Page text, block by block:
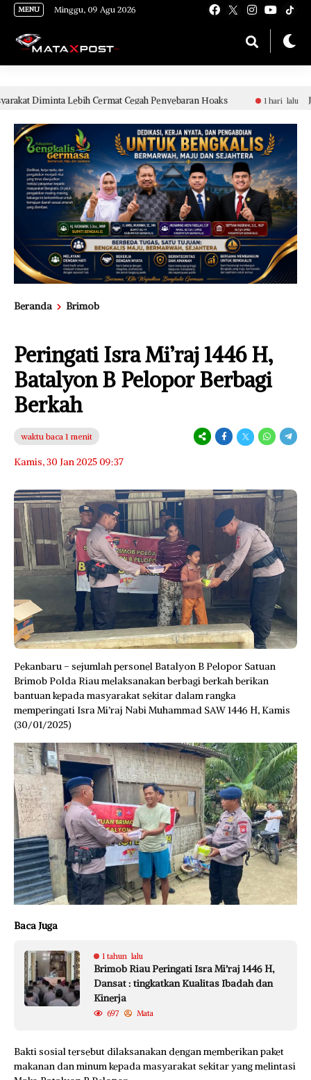
[gnpub_google_news_follow]
MENU Minggu, 09 Agu 2026
Cermat Cegah Penyebaran Hoaks 1 hari lalu Janji “Uang
Beranda Brimob
Peringati Isra Mi’raj 1446 H,
Batalyon B Pelopor Berbagi
Berkah
waktu baca 1 menit
Kamis, 30 Jan 2025 09:37
Pekanbaru – sejumlah personel Batalyon B Pelopor Satuan
Brimob Polda Riau melaksanakan berbagi berkah berikan
bantuan kepada masyarakat sekitar dalam rangka
memperingati Isra Mi’raj Nabi Muhammad SAW 1446 H, Kamis
(30/01/2025)
Baca Juga
1 tahun lalu
Brimob Riau Peringati Isra Mi’raj 1446 H,
Dansat : tingkatkan Kualitas Ibadah dan
Kinerja
697 Mata
Bakti sosial tersebut dilaksanakan dengan memberikan paket
makanan dan minum kepada masyarakat sekitar yang melintasi